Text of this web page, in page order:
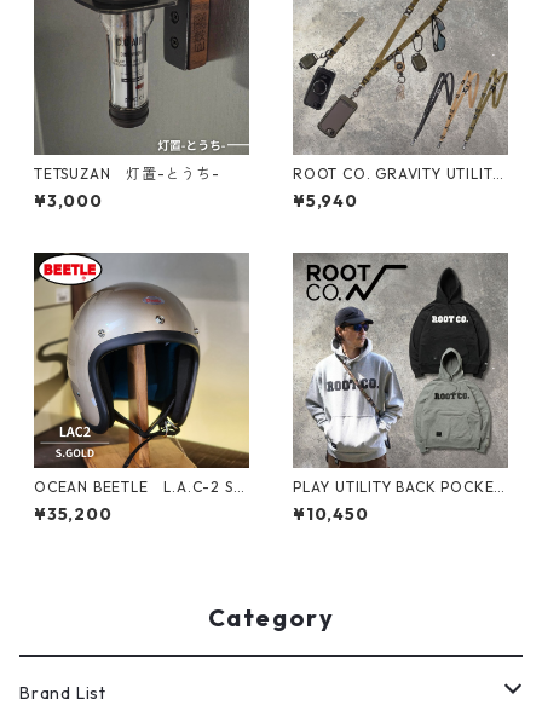
TETSUZAN 灯置-とうち-
¥3,000
ROOT CO. GRAVITY UTILITY
WEBBING LOOP. / SINGLE SN
APHOOK ルートコー ショル
プ
¥5,940
OCEAN BEETLE L.A.C-2 S.
Gold＆S.Gray オーシャンビ
ートル ヘルメット
¥35,200
PLAY UTILITY BACK POCKET
Logo Sweat Hoodie 2024
¥10,450
Category
Brand List